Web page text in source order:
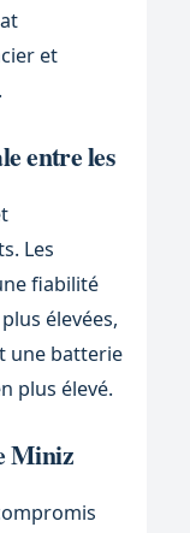
et
entre les
Les
fiabilité
élevées,
une batterie
plus élevé.
Miniz